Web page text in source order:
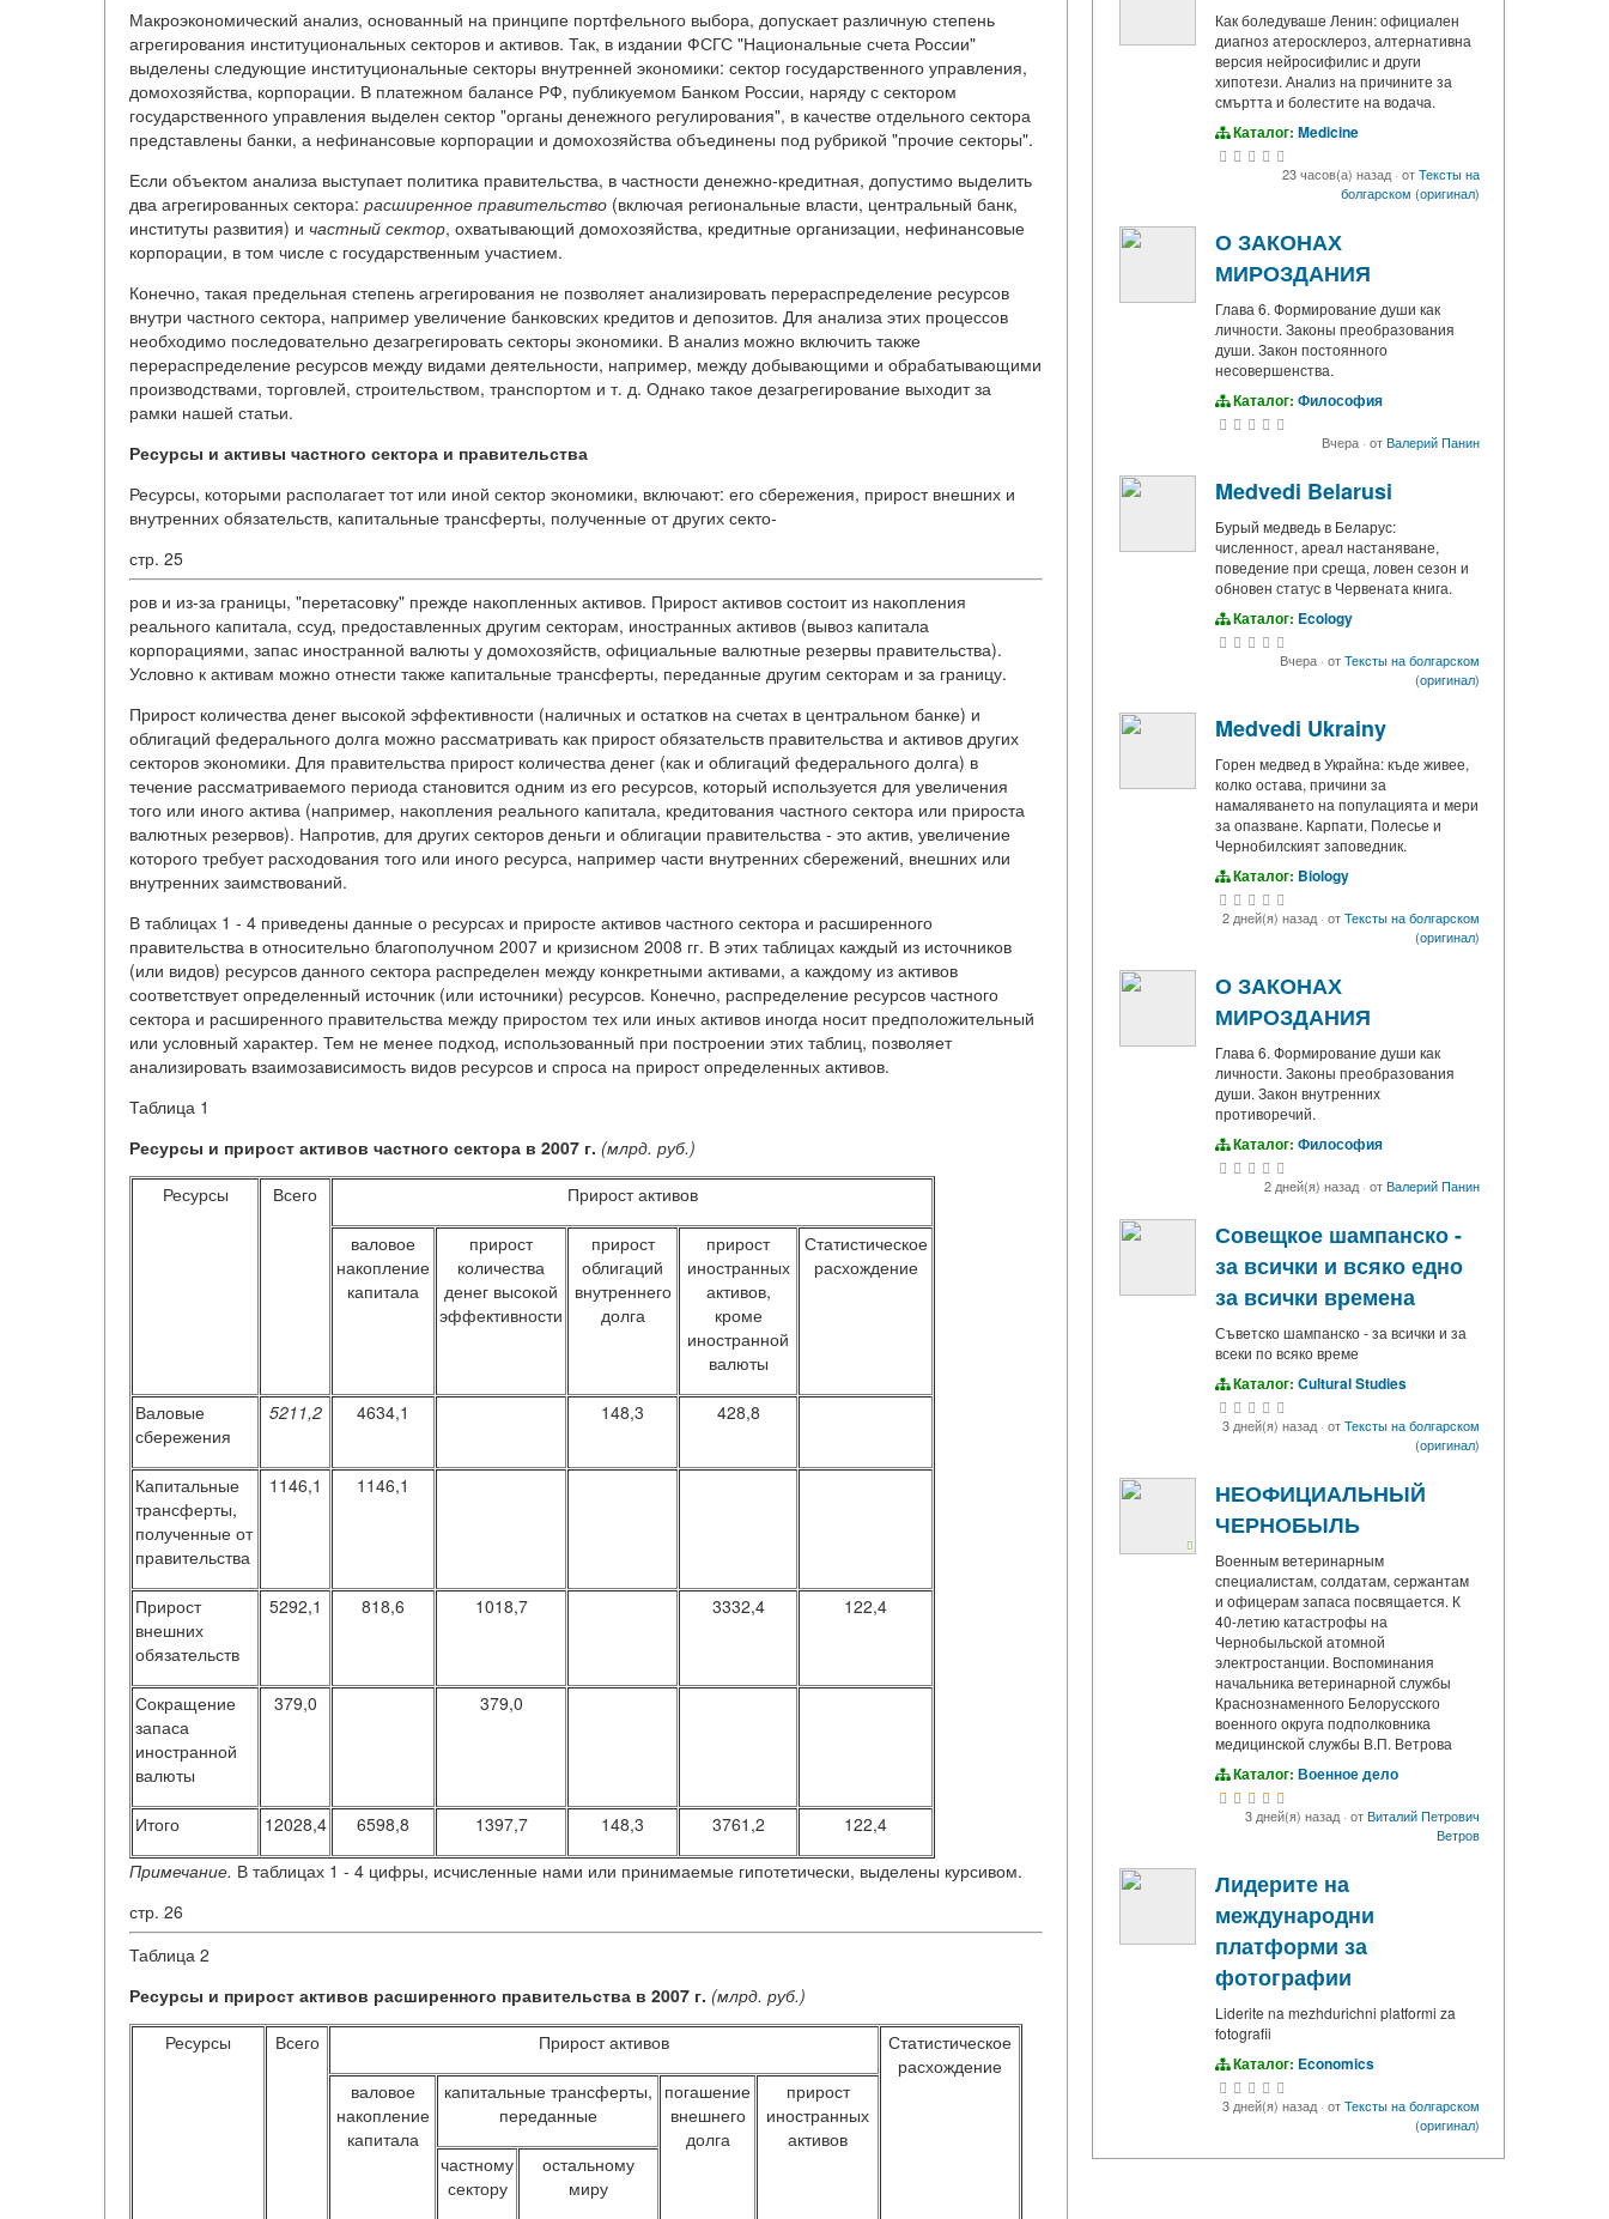
Макроэкономический анализ, основанный на принципе портфельного выбора, допускает различную степень
агрегирования институциональных секторов и активов. Так, в издании ФСГС "Национальные счета России"
выделены следующие институциональные секторы внутренней экономики: сектор государственного управления,
домохозяйства, корпорации. В платежном балансе РФ, публикуемом Банком России, наряду с сектором
государственного управления выделен сектор "органы денежного регулирования", в качестве отдельного сектора
представлены банки, а нефинансовые корпорации и домохозяйства объединены под рубрикой "прочие секторы".
Если объектом анализа выступает политика правительства, в частности денежно-кредитная, допустимо выделить
два агрегированных сектора: расширенное правительство (включая региональные власти, центральный банк,
институты развития) и частный сектор, охватывающий домохозяйства, кредитные организации, нефинансовые
корпорации, в том числе с государственным участием.
Конечно, такая предельная степень агрегирования не позволяет анализировать перераспределение ресурсов
внутри частного сектора, например увеличение банковских кредитов и депозитов. Для анализа этих процессов
необходимо последовательно дезагрегировать секторы экономики. В анализ можно включить также
перераспределение ресурсов между видами деятельности, например, между добывающими и обрабатывающими
производствами, торговлей, строительством, транспортом и т. д. Однако такое дезагрегирование выходит за
рамки нашей статьи.
Ресурсы и активы частного сектора и правительства
Ресурсы, которыми располагает тот или иной сектор экономики, включают: его сбережения, прирост внешних и
внутренних обязательств, капитальные трансферты, полученные от других секто-
стр. 25
ров и из-за границы, "перетасовку" прежде накопленных активов. Прирост активов состоит из накопления
реального капитала, ссуд, предоставленных другим секторам, иностранных активов (вывоз капитала
корпорациями, запас иностранной валюты у домохозяйств, официальные валютные резервы правительства).
Условно к активам можно отнести также капитальные трансферты, переданные другим секторам и за границу.
Прирост количества денег высокой эффективности (наличных и остатков на счетах в центральном банке) и
облигаций федерального долга можно рассматривать как прирост обязательств правительства и активов других
секторов экономики. Для правительства прирост количества денег (как и облигаций федерального долга) в
течение рассматриваемого периода становится одним из его ресурсов, который используется для увеличения
того или иного актива (например, накопления реального капитала, кредитования частного сектора или прироста
валютных резервов). Напротив, для других секторов деньги и облигации правительства - это актив, увеличение
которого требует расходования того или иного ресурса, например части внутренних сбережений, внешних или
внутренних заимствований.
В таблицах 1 - 4 приведены данные о ресурсах и приросте активов частного сектора и расширенного
правительства в относительно благополучном 2007 и кризисном 2008 гг. В этих таблицах каждый из источников
(или видов) ресурсов данного сектора распределен между конкретными активами, а каждому из активов
соответствует определенный источник (или источники) ресурсов. Конечно, распределение ресурсов частного
сектора и расширенного правительства между приростом тех или иных активов иногда носит предположительный
или условный характер. Тем не менее подход, использованный при построении этих таблиц, позволяет
анализировать взаимозависимость видов ресурсов и спроса на прирост определенных активов.
Таблица 1
Ресурсы и прирост активов частного сектора в 2007 г. (млрд. руб.)
Ресурсы
Всего Прирост активов
валовое
накопление
капитала
прирост
количества
денег высокой
эффективности
прирост
облигаций
внутреннего
долга
прирост
иностранных
активов,
кроме
иностранной
валюты
Статистическое
расхождение
Валовые
сбережения
5211,2 4634,1 148,3 428,8
Капитальные
трансферты,
полученные от
правительства
1146,1 1146,1
Прирост
внешних
обязательств
5292,1 818,6 1018,7 3332,4 122,4
Сокращение
запаса
иностранной
валюты
379,0 379,0
Итого 12028,4 6598,8 1397,7 148,3 3761,2
122,4
Примечание. В таблицах 1 - 4 цифры, исчисленные нами или принимаемые гипотетически, выделены курсивом.
стр. 26
Таблица 2
Ресурсы и прирост активов расширенного правительства в 2007 г. (млрд. руб.)
Ресурсы
Всего Прирост активов
Статистическое
расхождение
валовое
накопление
капитала
капитальные трансферты,
переданные
погашение
внешнего
долга
прирост
иностранных
активов
частному
сектору
остальному
миру
Как боледуваше Ленин: официален
диагноз атеросклероз, алтернативна
версия нейросифилис и други
хипотези. Анализ на причините за
смъртта и болестите на водача.
Каталог: Medicine
23 часов(а) назад· отТексты на
болгарском (оригинал)
О ЗАКОНАХ
МИРОЗДАНИЯ
Глава 6. Формирование души как
личности. Законы преобразования
души. Закон постоянного
несовершенства.
Каталог: Философия
Вчера · отВалерий Панин
Medvedi Belarusi
Бурый медведь в Беларус:
численност, ареал настаняване,
поведение при среща, ловен сезон и
обновен статус в Червената книга.
Каталог: Ecology
Вчера · отТексты на болгарском
(оригинал)
Medvedi Ukrainy
Горен медвед в Украйна: къде живее,
колко остава, причини за
намаляването на популацията и мери
за опазване. Карпати, Полесье и
Чернобилският заповедник.
Каталог: Biology
2 дней(я) назад· отТексты на болгарском
(оригинал)
О ЗАКОНАХ
МИРОЗДАНИЯ
Глава 6. Формирование души как
личности. Законы преобразования
души. Закон внутренних
противоречий.
Каталог: Философия
2 дней(я) назад· отВалерий Панин
Совещкое шампанско -
за всички и всяко едно
за всички времена
Съветско шампанско - за всички и за
всеки по всяко време
Каталог: Cultural Studies
3 дней(я) назад· отТексты на болгарском
(оригинал)
НЕОФИЦИАЛЬНЫЙ
ЧЕРНОБЫЛЬ
Военным ветеринарным
специалистам, солдатам, сержантам
и офицерам запаса посвящается. К
40-летию катастрофы на
Чернобыльской атомной
электростанции. Воспоминания
начальника ветеринарной службы
Краснознаменного Белорусского
военного округа подполковника
медицинской службы В.П. Ветрова
Каталог: Военное дело
3 дней(я) назад· отВиталий Петрович
Ветров
Лидерите на
международни
платформи за
фотографии
Liderite na mezhdurichni platformi za
fotografii
Каталог: Economics
3 дней(я) назад· отТексты на болгарском
(оригинал)